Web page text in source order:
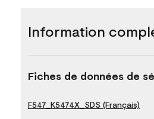
Information
Fiches de données de
F547_K5474X_SDS (Français)